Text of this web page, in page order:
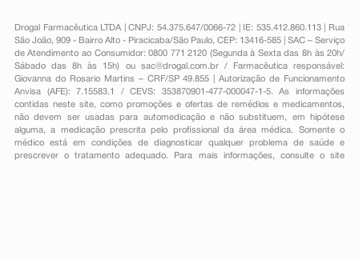
Drogal Farmacêutica LTDA | CNPJ: 54.375.647/0066-72 | IE: 535.412.860.113 | Rua
São João, 909 - Bairro Alto - Piracicaba/São Paulo, CEP: 13416-585 | SAC – Serviço
de Atendimento ao Consumidor: 0800 771 2120 (Segunda à Sexta das 8h às 20h/
Sábado das 8h às 15h) ou sac@drogal.com.br/ Farmacêutica responsável:
Giovanna do Rosario Martins – CRF/SP 49.855 | Autorização de Funcionamento
Anvisa (AFE): 7.15583.1 / CEVS: 353870901-477-000047-1-5. As informações
contidas neste site, como promoções e ofertas de remédios e medicamentos,
não devem ser usadas para automedicação e não substituem, em hipótese
alguma, a medicação prescrita pelo profissional da área médica. Somente o
médico está em condições de diagnosticar qualquer problema de saúde e
prescrever o tratamento adequado. Para mais informações, consulte o site